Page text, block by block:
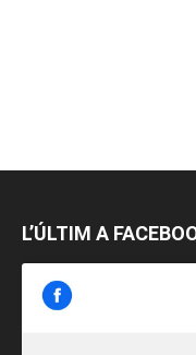
L’ÚLTIM A